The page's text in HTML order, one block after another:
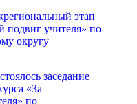
этап
подвиг учителя» по
округу
заседание
«За
по